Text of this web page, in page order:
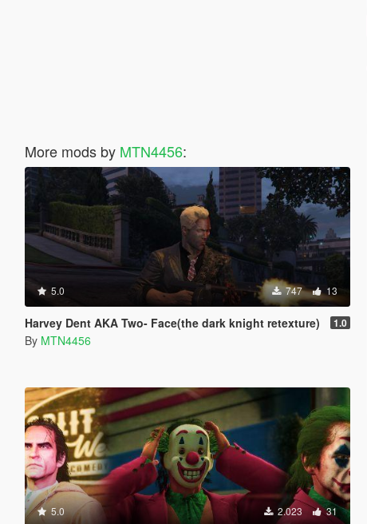
More mods by MTN4456:
5.0 747 13
Harvey Dent AKA Two- Face(the dark knight retexture) 1.0
By MTN4456
5.0 2.023 31